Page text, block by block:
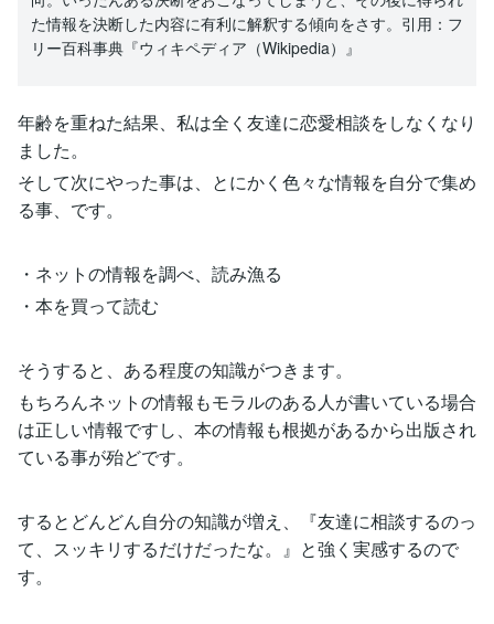
た情報を決断した内容に有利に解釈する傾向をさす。引用：フ
リー百科事典『ウィキペディア（Wikipedia）』
年齢を重ねた結果、私は全く友達に恋愛相談をしなくなり
ました。
そして次にやった事は、とにかく色々な情報を自分で集め
る事、です。
・ネットの情報を調べ、読み漁る
・本を買って読む
そうすると、ある程度の知識がつきます。
もちろんネットの情報もモラルのある人が書いている場合
は正しい情報ですし、本の情報も根拠があるから出版され
ている事が殆どです。
するとどんどん自分の知識が増え、『友達に相談するのっ
て、スッキリするだけだったな。』と強く実感するので
す。